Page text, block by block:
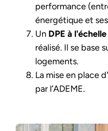
performance
énergétique et
Un DPE à
réalisé. Il se base
logements.
La mise en place
par l’ADEME.